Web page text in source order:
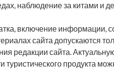
наблюдение за китами и
включение информации,
сайта допускаются
редакции сайта.
туристического продукта